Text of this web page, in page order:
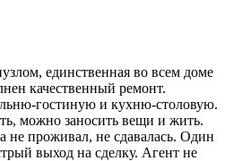
единственная во всем доме
качественный ремонт.
гостиную и кухню-столовую.
можно заносить вещи и жить.
не проживал, не сдавалась. Один
выход на сделку. Агент не